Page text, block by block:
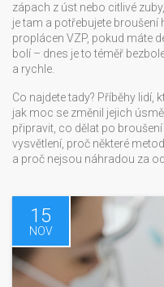
zápach z úst nebo citlivé
je tam a potřebujete broušení
proplácen VZP, pokud máte
bolí – dnes je to téměř
a rychle.
Co najdete tady? Příběhy lidí,
jak moc se změnil jejich
připravit, co dělat po
vysvětlení, proč některé
a proč nejsou náhradou za
15
NOV